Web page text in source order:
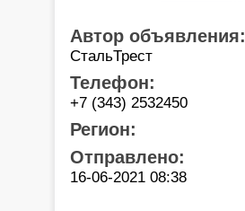
Автор объявления:
СтальТрест
Телефон:
+7 (343) 2532450
Регион:
Отправлено:
16-06-2021 08:38